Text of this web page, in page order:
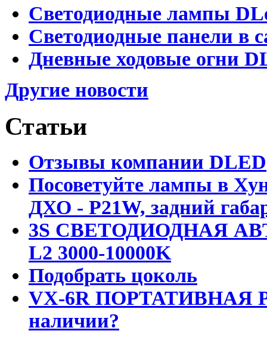
Светодиодные лампы
Светодиодные панели в
Дневные ходовые огни
Другие новости
Статьи
Отзывы компании DLED
Посоветуйте лампы в
ДХО - P21W, задний
3S СВЕТОДИОДНАЯ
L2 3000-10000K
Подобрать цоколь
VX-6R ПОРТАТИВНАЯ
наличии?